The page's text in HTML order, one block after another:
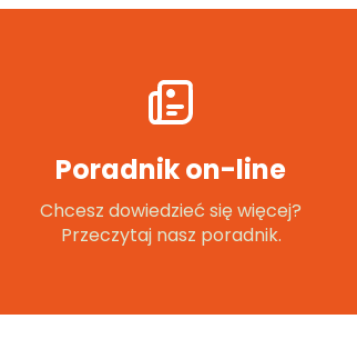
Poradnik on-line
Chcesz dowiedzieć się więcej?
Przeczytaj nasz poradnik.